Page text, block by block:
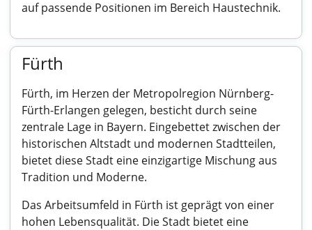
auf passende Positionen im Bereich Haustechnik.
Fürth
Fürth, im Herzen der Metropolregion Nürnberg-
Fürth-Erlangen gelegen, besticht durch seine
zentrale Lage in Bayern. Eingebettet zwischen der
historischen Altstadt und modernen Stadtteilen,
bietet diese Stadt eine einzigartige Mischung aus
Tradition und Moderne.
Das Arbeitsumfeld in Fürth ist geprägt von einer
hohen Lebensqualität. Die Stadt bietet eine